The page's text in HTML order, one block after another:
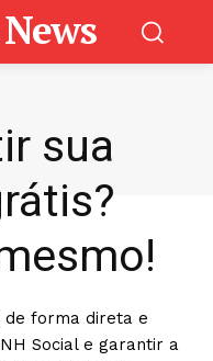
sua
de forma direta e
Social e garantir a